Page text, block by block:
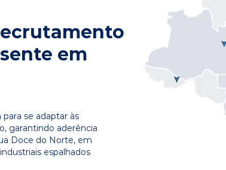
em
se adaptar às
garantindo aderência
Doce do Norte, em
espalhados